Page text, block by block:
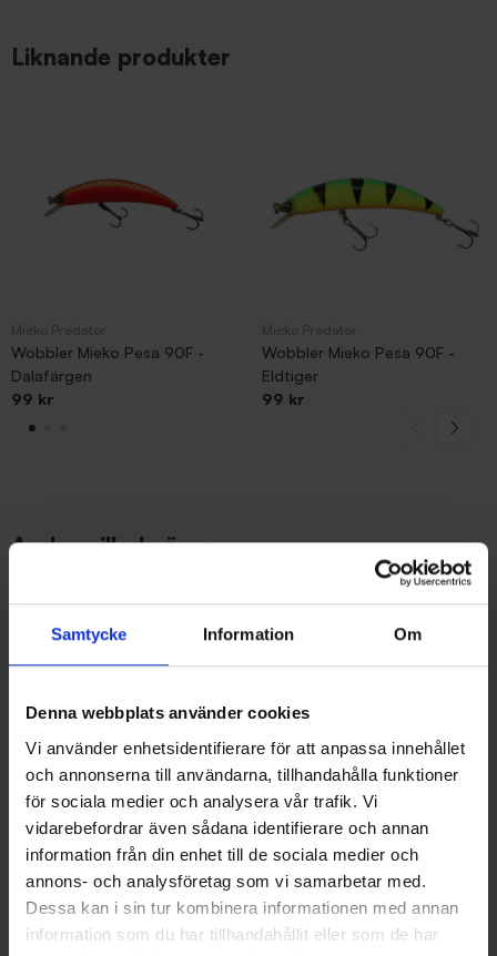
Samtycke Information Om
Denna webbplats använder cookies
Vi använder enhetsidentifierare för att anpassa innehållet
och annonserna till användarna, tillhandahålla funktioner
för sociala medier och analysera vår trafik. Vi
vidarebefordrar även sådana identifierare och annan
information från din enhet till de sociala medier och
annons- och analysföretag som vi samarbetar med.
Dessa kan i sin tur kombinera informationen med annan
information som du har tillhandahållit eller som de har
Liknande produkter
Wobbler Mieko Pesa 90F -
Dalafärgen
99 kr
Wobbler Mieko Pesa 90F -
Eldtiger
99 kr
Andra gillade även
Mieko Predator
S32
139 kr
Mieko Predator
Hjortron
99 kr